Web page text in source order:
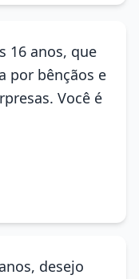
16 anos, que
por bênçãos e
Você é
desejo